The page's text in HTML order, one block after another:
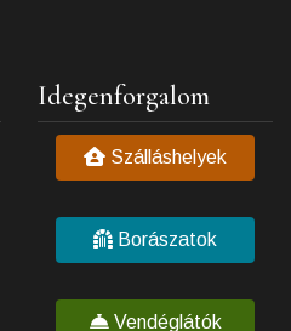
Idegenforgalom
Szálláshelyek
Borászatok
Vendéglátók